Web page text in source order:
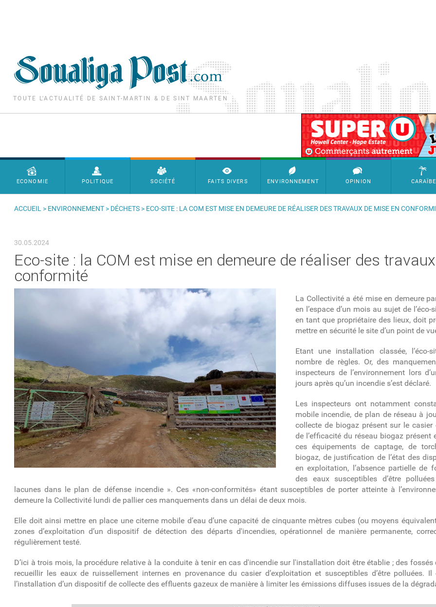
TOUTE L'ACTUALITÉ DE SAINT-MARTIN & DE SINT MAARTEN
SimpleAds Block Bannière
Menu principal
ECONOMIE POLITIQUE SOCIÉTÉ FAITS DIVERS ENVIRONNEMENT OPINION CARAÏBE
ACCUEIL > ENVIRONNEMENT > DÉCHETS > ECO-SITE : LA COM EST MISE EN DEMEURE DE RÉALISER DES TRAVAUX DE MISE EN
30.05.2024
Eco-site : la COM est mise en demeure de réaliser des
conformité
La Collectivité a été mise en demeure
en l’espace d’un mois au sujet de
en tant que propriétaire des lieux, doit
mettre en sécurité le site d’un point de
Etant une installation classée, l’éco-
nombre de règles. Or, des
inspecteurs de l’environnement lors
jours après qu’un incendie s’est déclaré.
Les inspecteurs ont notamment
mobile incendie, de plan de réseau à
collecte de biogaz présent sur le casier
de l’efficacité du réseau biogaz présent
ces équipements de captage, de
biogaz, de justification de l’état des
en exploitation, l’absence partielle de
des eaux susceptibles d’être
lacunes dans le plan de défense incendie ». Ces «non-conformités» étant susceptibles de porter atteinte à
demeure la Collectivité lundi de pallier ces manquements dans un délai de deux mois.
Elle doit ainsi mettre en place une citerne mobile d’eau d’une capacité de cinquante mètres cubes (ou moyens
zones d’exploitation d’undispositif de détection des départs d'incendies, opérationnel de manière permanente,
régulièrement testé.
D’ici à trois mois, la procédure relative à la conduite à tenir en cas d'incendie sur l'installation doit être établie ; des
recueillir les eaux de ruissellement internes en provenance du casier d’exploitation et susceptibles d’être polluées.
l’installation d’undispositif de collecte des effluents gazeux de manière à limiter les émissions diffuses issues de la